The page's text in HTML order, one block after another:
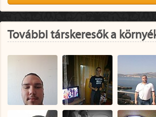
További társkeresők a